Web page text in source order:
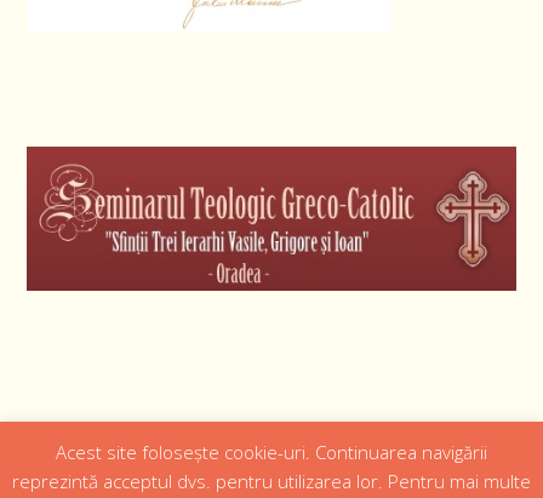
Designed byWeb Design 4Us Consulting |
Acest site folosește cookie-uri. Continuarea navigării
reprezintă acceptul dvs. pentru utilizarea lor. Pentru mai multe